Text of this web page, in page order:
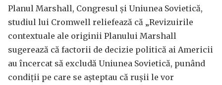
Planul Marshall, Congresul și Uniunea Sovietică,
studiul lui Cromwell reliefează că „Revizuirile
contextuale ale originii Planului Marshall
sugerează că factorii de decizie politică ai Americii
au încercat să excludă Uniunea Sovietică, punând
condiții pe care se așteptau că rușii le vor